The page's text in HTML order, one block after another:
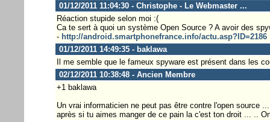
01/12/2011 11:04:30 - Christophe - Le Webmaster ...
Réaction stupide selon moi :(
Ca te sert à quoi un système Open Source ? A avoir des
- http://android.smartphonefrance.info/actu.asp?ID=2186
01/12/2011 14:49:35 - baklawa
Il me semble que le fameux spyware est présent dans les
02/12/2011 10:38:48 - Ancien Membre
+1 baklawa
Un vrai informaticien ne peut pas être contre l'open source
après si tu aimes manger de ce pain la c'est ton droit ... ..